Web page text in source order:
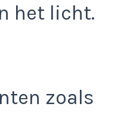
het licht.
zoals